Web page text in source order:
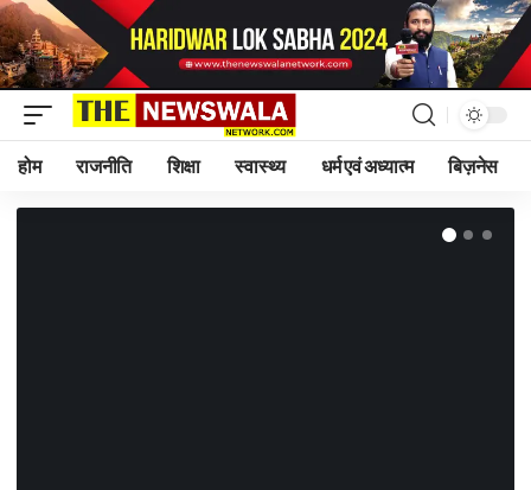
होम राजनीति शिक्षा स्वास्थ्य धर्म एवं अध्यात्म बिज़नेस